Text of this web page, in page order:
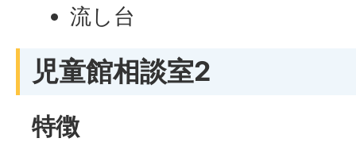
流し台
児童館相談室2
特徴